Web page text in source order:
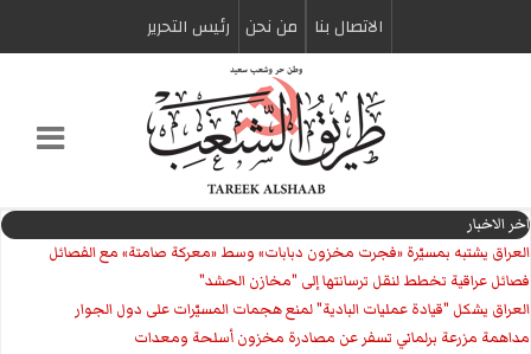
الاتصال بنا من نحن رئیس التحریر
اخر الاخبار
العراق يشتبه بمسيّرة «فجرت مخزون دبابات» وسط «معركة صامتة» مع الفصائل
فصائل عراقية تخطط لنقل ترسانتها إلى "مخازن الحشد"
العراق يشكل "قيادة عمليات البادية" لمنع هجمات المسيّرات على دول الجوار
مداهمة مزرعة برلماني تسفر عن مصادرة مخزون أسلحة ومعدات